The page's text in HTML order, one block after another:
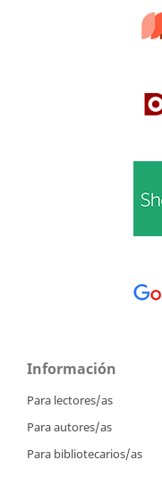
Información
Para lectores/as
Para autores/as
Para bibliotecarios/as